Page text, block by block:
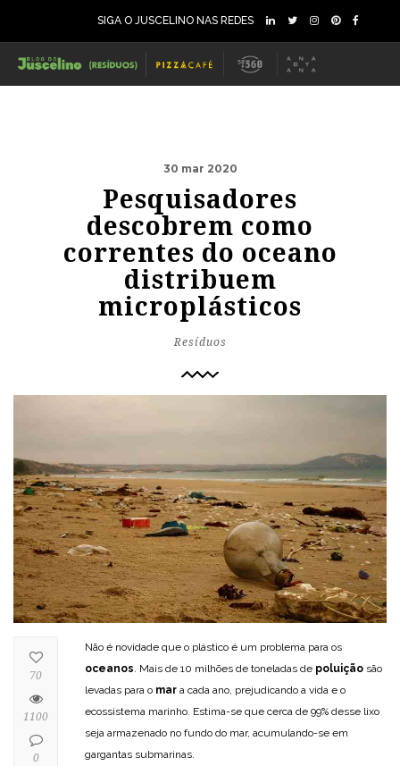
SIGA O JUSCELINO NAS REDES
30 mar 2020
Pesquisadores
descobrem como
correntes do oceano
distribuem
microplásticos
Resíduos
Não é novidade que o plástico é um problema para os
oceanos. Mais de 10 milhões de toneladas de poluição são
levadas para o mar a cada ano, prejudicando a vida e o
ecossistema marinho. Estima-se que cerca de 99% desse lixo
seja armazenado no fundo do mar, acumulando-se em
gargantas submarinas.
70
1100
0